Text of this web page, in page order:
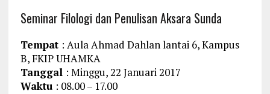
Seminar Filologi dan Penulisan Aksara Sunda
Tempat : Aula Ahmad Dahlan lantai 6, Kampus
B, FKIP UHAMKA
Tanggal : Minggu, 22 Januari 2017
Waktu : 08.00 – 17.00